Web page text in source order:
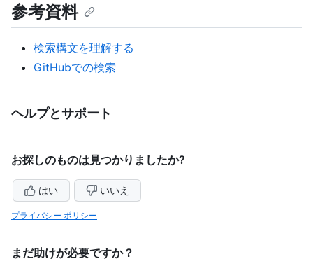
参考資料
検索構文を理解する
GitHubでの検索
ヘルプとサポート
お探しのものは見つかりましたか?
はい いいえ
プライバシー ポリシー
まだ助けが必要ですか？